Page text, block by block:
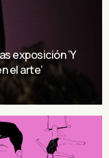
exposición ‘Y
el arte’